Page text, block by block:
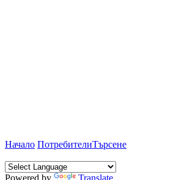
Начало ПотребителиТърсене
Powered by Translate